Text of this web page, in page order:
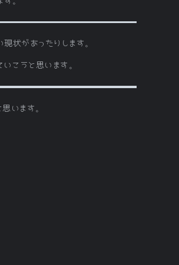
状があったりします。
こうと思います。
います。